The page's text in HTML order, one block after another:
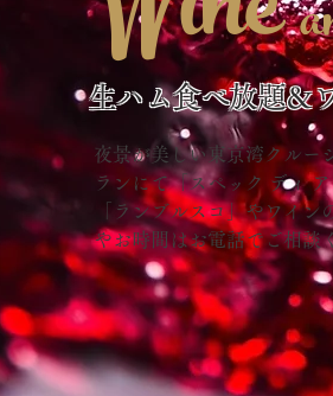
生ハム食べ放題＆
夜景が美しい東京湾クルー
ラン にて「スペック ディ
「ランブルスコ」やワイ
やお時間はお電話でご相談